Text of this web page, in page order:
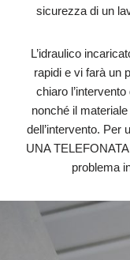
sicurezza di un
L’idraulico
rapidi e vi farà un
chiaro
nonché il
dell’intervento. Per
UNA
problema